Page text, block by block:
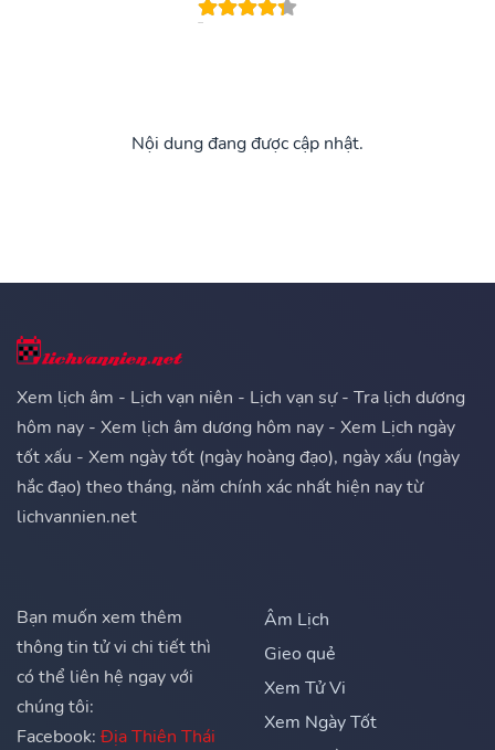
Nội dung đang được cập nhật.
Xem lịch âm - Lịch vạn niên - Lịch vạn sự - Tra lịch dương
hôm nay - Xem lịch âm dương hôm nay - Xem Lịch ngày
tốt xấu - Xem ngày tốt (ngày hoàng đạo), ngày xấu (ngày
hắc đạo) theo tháng, năm chính xác nhất hiện nay từ
lichvannien.net
Bạn muốn xem thêm
thông tin tử vi chi tiết thì
có thể liên hệ ngay với
chúng tôi:
Facebook: Địa Thiên Thái
Âm Lịch
Gieo quẻ
Xem Tử Vi
Xem Ngày Tốt